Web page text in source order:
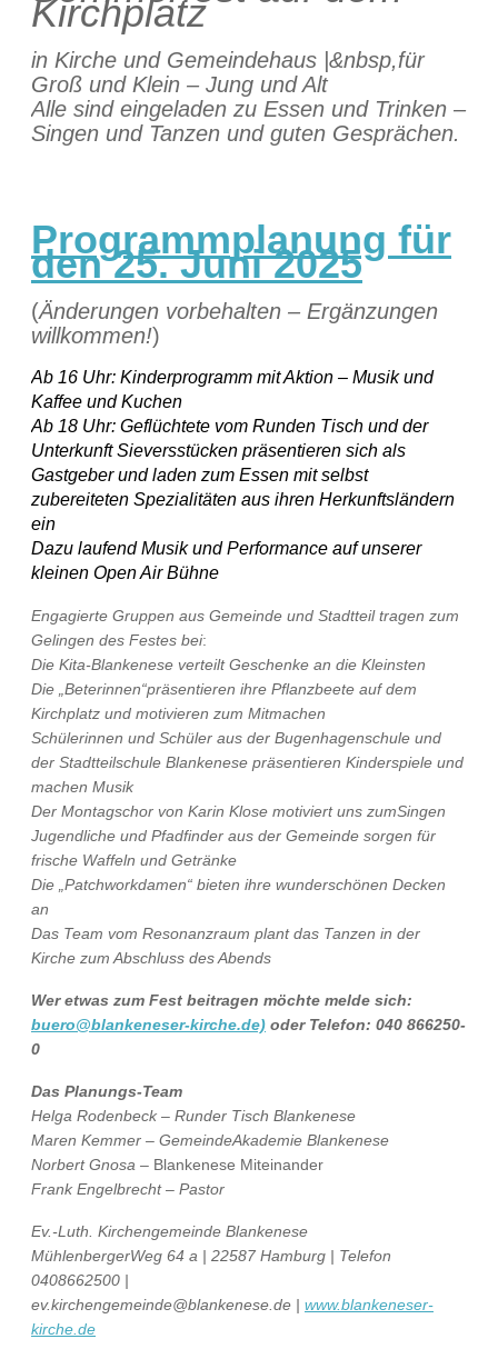
Kirchplatz
in Kirche und Gemeindehaus |&nbsp,für
Groß und Klein – Jung und Alt
Alle sind eingeladen zu Essen und Trinken –
Singen und Tanzen und guten Gesprächen.
Programmplanung für
den 25. Juni 2025
(Änderungen vorbehalten – Ergänzungen
willkommen!)
Ab 16 Uhr: Kinderprogramm mit Aktion – Musik und
Kaffee und Kuchen
Ab 18 Uhr: Geflüchtete vom Runden Tisch und der
Unterkunft Sieversstücken präsentieren sich als
Gastgeber und laden zum Essen mit selbst
zubereiteten Spezialitäten aus ihren Herkunftsländern
ein
Dazu laufend Musik und Performance auf unserer
kleinen Open Air Bühne
Engagierte Gruppen aus Gemeinde und Stadtteil tragen zum
Gelingen des Festes bei:
Die Kita-Blankenese verteilt Geschenke an die Kleinsten
Die „Beterinnen“präsentieren ihre Pflanzbeete auf dem
Kirchplatz und motivieren zum Mitmachen
Schülerinnen und Schüler aus der Bugenhagenschule und
der Stadtteilschule Blankenese präsentieren Kinderspiele und
machen Musik
Der Montagschor von Karin Klose motiviert uns zumSingen
Jugendliche und Pfadfinder aus der Gemeinde sorgen für
frische Waffeln und Getränke
Die „Patchworkdamen“ bieten ihre wunderschönen Decken
an
Das Team vom Resonanzraum plant das Tanzen in der
Kirche zum Abschluss des Abends
Wer etwas zum Fest beitragen möchte melde sich:
buero@blankeneser-kirche.de) oder Telefon: 040 866250-
0
Das Planungs-Team
Helga Rodenbeck – Runder Tisch Blankenese
Maren Kemmer – GemeindeAkademie Blankenese
Norbert Gnosa – Blankenese Miteinander
Frank Engelbrecht– Pastor
Ev.-Luth. Kirchengemeinde Blankenese
MühlenbergerWeg 64 a | 22587 Hamburg | Telefon
0408662500 |
ev.kirchengemeinde@blankenese.de | www.blankeneser-
kirche.de